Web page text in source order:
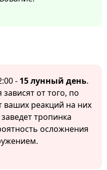
- 15 лунный день.
от того, по
ваших реакций на них
тропинка
осложнения